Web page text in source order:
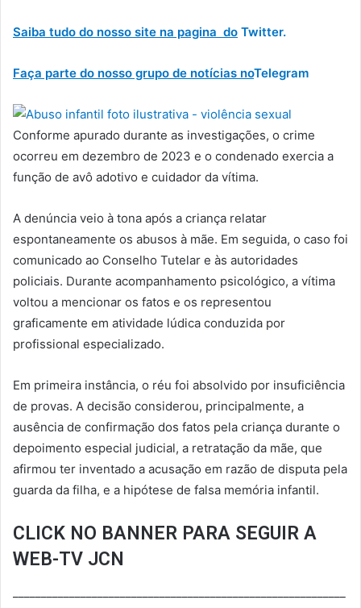
Saiba tudo do nosso site na pagina do Twitter.
Faça parte do nosso grupo de notícias noTelegram
Conforme apurado durante as investigações, o crime
ocorreu em dezembro de 2023 e o condenado exercia a
função de avô adotivo e cuidador da vítima.
A denúncia veio à tona após a criança relatar
espontaneamente os abusos à mãe. Em seguida, o caso foi
comunicado ao Conselho Tutelar e às autoridades
policiais. Durante acompanhamento psicológico, a vítima
voltou a mencionar os fatos e os representou
graficamente em atividade lúdica conduzida por
profissional especializado.
Em primeira instância, o réu foi absolvido por insuficiência
de provas. A decisão considerou, principalmente, a
ausência de confirmação dos fatos pela criança durante o
depoimento especial judicial, a retratação da mãe, que
afirmou ter inventado a acusação em razão de disputa pela
guarda da filha, e a hipótese de falsa memória infantil.
CLICK NO BANNER PARA SEGUIR A
WEB-TV JCN